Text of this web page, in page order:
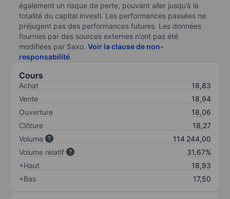
également un risque de perte, pouvant aller jusqu’à la
totalité du capital investi. Les performances passées ne
préjugent pas des performances futures. Les données
fournies par des sources externes n’ont pas été
modifiées par Saxo. Voir la clause de non-
responsabilité.
Cours
Achat
18,83
Vente
18,94
Ouverture
18,06
Clôture
18,27
Volume
114 244,00
Volume relatif
31,67%
+Haut
18,93
+Bas
17,50